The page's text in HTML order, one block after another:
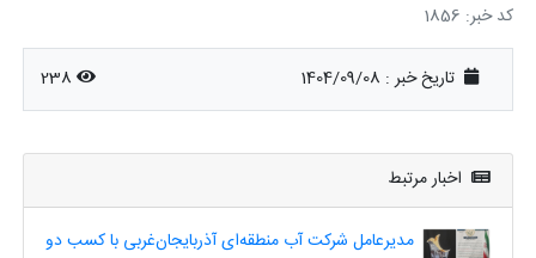
کد خبر: 1856
تاریخ خبر : 1404/09/08 238
اخبار مرتبط
مدیرعامل شرکت آب منطقه‌ای آذربایجان‌غربی با کسب دو